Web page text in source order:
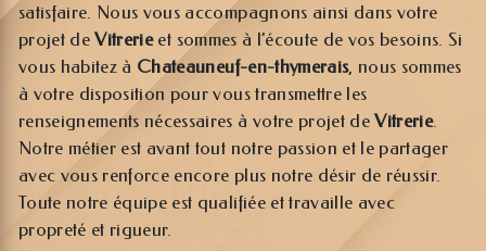
satisfaire. Nous vous accompagnons ainsi dans votre
projet deVitrerieet sommes à l’écoute de vos besoins. Si
vous habitez à Chateauneuf-en-thymerais, nous sommes
à votre disposition pour vous transmettre les
renseignements nécessaires à votre projet deVitrerie.
Notre métier est avant tout notre passion et le partager
avec vous renforce encore plus notre désir de réussir.
Toute notre équipe est qualifiée et travaille avec
propreté et rigueur.